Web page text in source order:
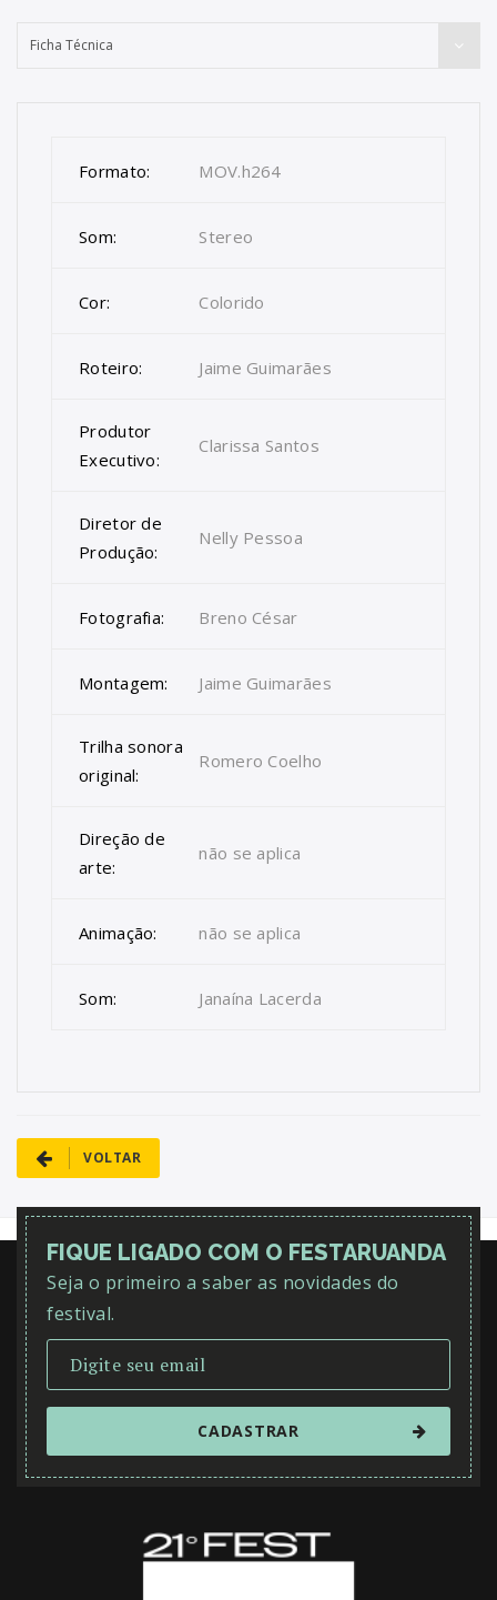
Formato: MOV.h264
Som: Stereo
Cor: Colorido
Roteiro: Jaime Guimarães
Produtor
Executivo:
Clarissa Santos
Diretor de
Produção:
Nelly Pessoa
Fotografia: Breno César
Montagem: Jaime Guimarães
Trilha sonora
original:
Romero Coelho
Direção de
arte:
não se aplica
Animação: não se aplica
Som: Janaína Lacerda
VOLTAR
FIQUE LIGADO COM O FESTARUANDA
Seja o primeiro a saber as novidades do
festival.